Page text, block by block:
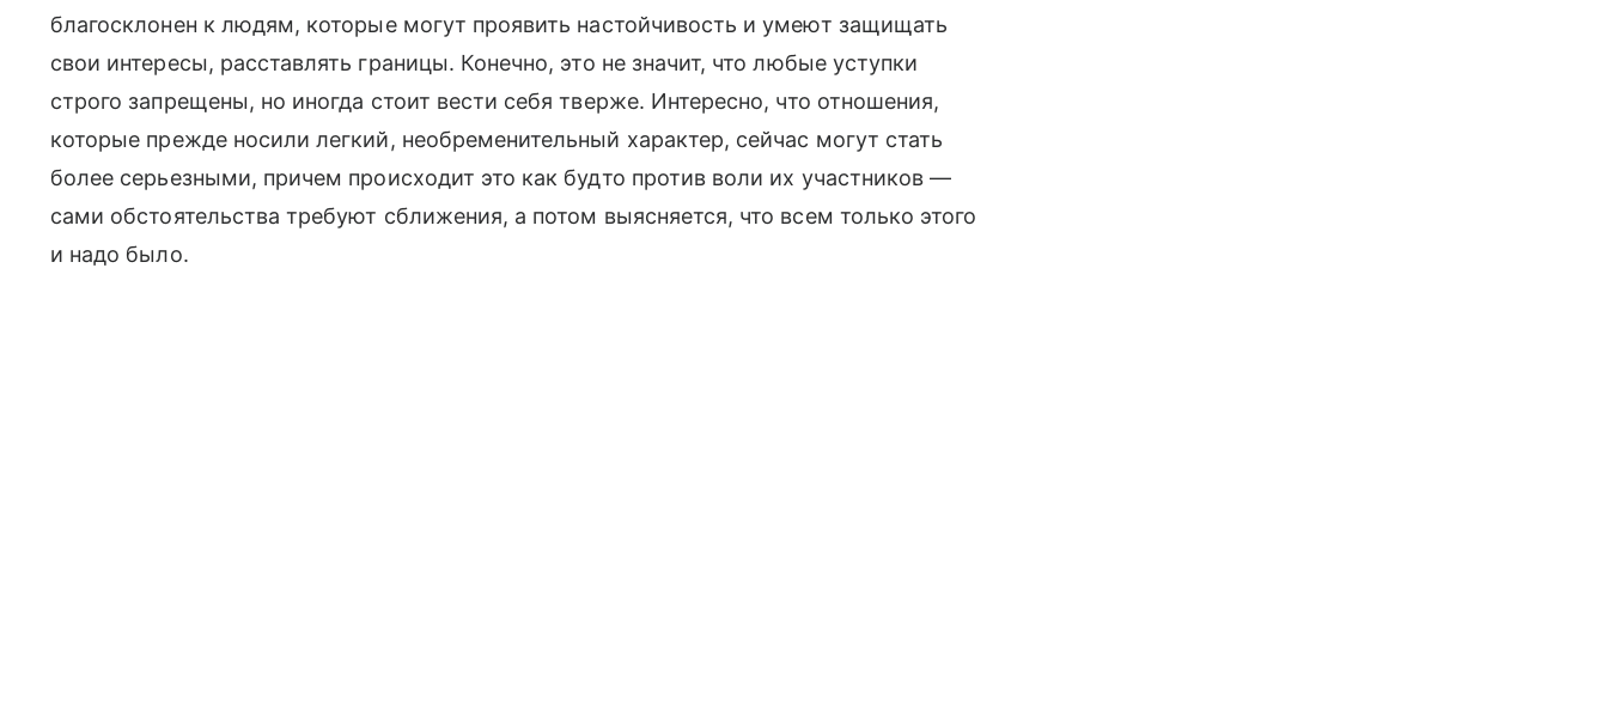
благосклонен к людям, которые могут проявить настойчивость и умеют защищать
свои интересы, расставлять границы. Конечно, это не значит, что любые уступки
строго запрещены, но иногда стоит вести себя тверже. Интересно, что отношения,
которые прежде носили легкий, необременительный характер, сейчас могут стать
более серьезными, причем происходит это как будто против воли их участников —
сами обстоятельства требуют сближения, а потом выясняется, что всем только этого
и надо было.